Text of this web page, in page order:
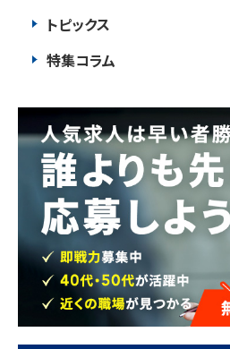
トピックス
特集コラム